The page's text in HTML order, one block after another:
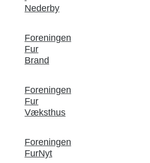
Nederby
Foreningen
Fur
Brand
Foreningen
Fur
Væksthus
Foreningen
FurNyt